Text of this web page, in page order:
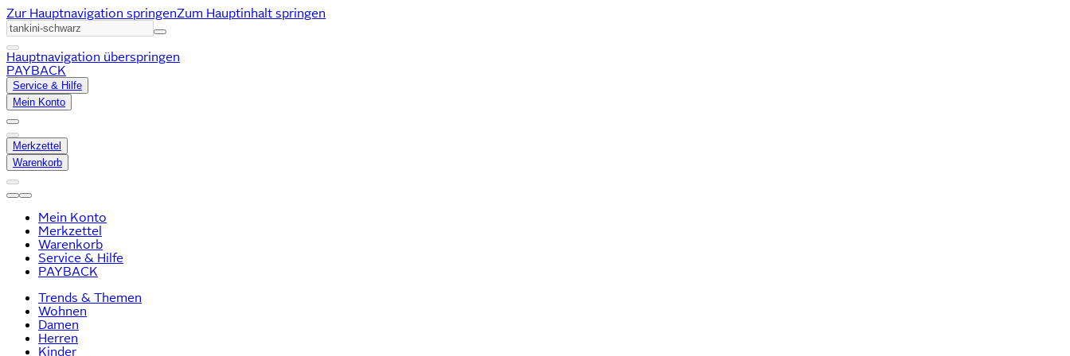
Zur Hauptnavigation springenZum Hauptinhalt springen
Hauptnavigation überspringen
PAYBACK
Service & Hilfe
Mein Konto
Merkzettel
Warenkorb
Mein Konto
Merkzettel
Warenkorb
Service & Hilfe
PAYBACK
Trends & Themen
Wohnen
Damen
Herren
Kinder